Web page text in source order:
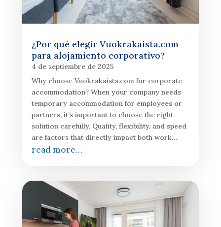
¿Por qué elegir Vuokrakaista.com
para alojamiento corporativo?
4 de septiembre de 2025
Why choose Vuokrakaista.com for corporate
accommodation? When your company needs
temporary accommodation for employees or
partners, it’s important to choose the right
solution carefully. Quality, flexibility, and speed
are factors that directly impact both work…
read more…